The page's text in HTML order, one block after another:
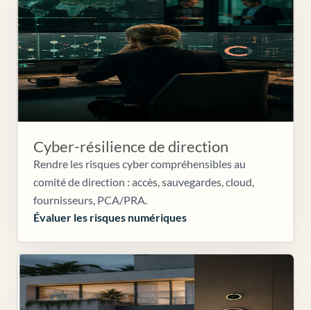
Cyber-résilience de direction
Rendre les risques cyber compréhensibles au
comité de direction : accès, sauvegardes, cloud,
fournisseurs, PCA/PRA.
Évaluer les risques numériques